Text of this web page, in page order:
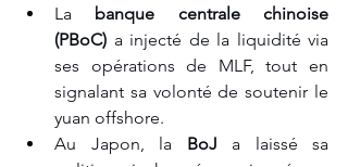
La banque centrale chinoise
(PBoC) a injecté de la liquidité via
ses opérations de MLF, tout en
signalant sa volonté de soutenir le
yuan offshore.
Au Japon, la BoJ a laissé sa